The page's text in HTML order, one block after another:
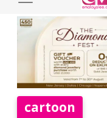
cartoon